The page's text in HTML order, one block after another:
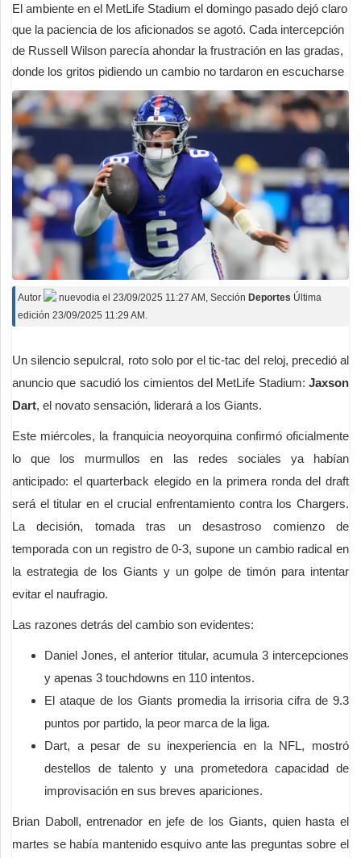
El ambiente en el MetLife Stadium el domingo pasado dejó claro
que la paciencia de los aficionados se agotó. Cada intercepción
de Russell Wilson parecía ahondar la frustración en las gradas,
donde los gritos pidiendo un cambio no tardaron en escucharse
Autor nuevodia el 23/09/2025 11:27 AM , Sección Deportes Última
edición 23/09/2025 11:29 AM.
Un silencio sepulcral, roto solo por el tic-tac del reloj, precedió al
anuncio que sacudió los cimientos del MetLife Stadium: Jaxson
Dart, el novato sensación, liderará a los Giants.
Este miércoles, la franquicia neoyorquina confirmó oficialmente
lo que los murmullos en las redes sociales ya habían
anticipado: el quarterback elegido en la primera ronda del draft
será el titular en el crucial enfrentamiento contra los Chargers.
La decisión, tomada tras un desastroso comienzo de
temporada con un registro de 0-3, supone un cambio radical en
la estrategia de los Giants y un golpe de timón para intentar
evitar el naufragio.
Las razones detrás del cambio son evidentes:
Daniel Jones, el anterior titular, acumula 3 intercepciones
y apenas 3 touchdowns en 110 intentos.
El ataque de los Giants promedia la irrisoria cifra de 9.3
puntos por partido, la peor marca de la liga.
Dart, a pesar de su inexperiencia en la NFL, mostró
destellos de talento y una prometedora capacidad de
improvisación en sus breves apariciones.
Brian Daboll, entrenador en jefe de los Giants, quien hasta el
martes se había mantenido esquivo ante las preguntas sobre el